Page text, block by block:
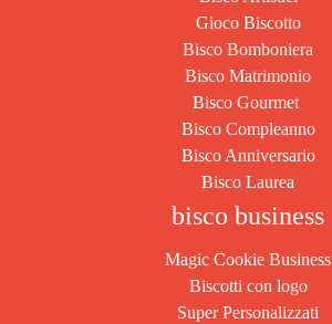
Gioco Biscotto
Bisco Bomboniera
Bisco Matrimonio
Bisco Gourmet
Bisco Compleanno
Bisco Anniversario
Bisco Laurea
bisco business
Magic Cookie Business
Biscotti con logo
Super Personalizzati